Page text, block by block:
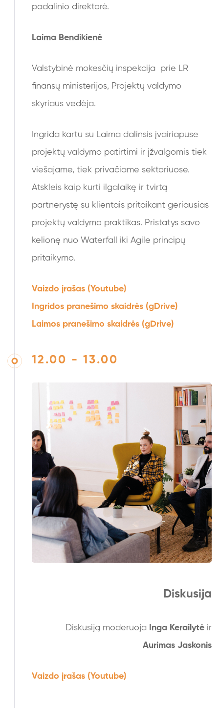
padalinio direktorė.
Laima Bendikienė
Valstybinė mokesčių inspekcija prie LR
finansų ministerijos, Projektų valdymo
skyriaus vedėja.
Ingrida kartu su Laima dalinsis įvairiapuse
projektų valdymo patirtimi ir įžvalgomis tiek
viešajame, tiek privačiame sektoriuose.
Atskleis kaip kurti ilgalaikę ir tvirtą
partnerystę su klientais pritaikant geriausias
projektų valdymo praktikas. Pristatys savo
kelionę nuo Waterfall iki Agile principų
pritaikymo.
Vaizdo įrašas (Youtube)
Ingridos pranešimo skaidrės (gDrive)
Laimos pranešimo skaidrės (gDrive)
12.00 - 13.00
Diskusija
Diskusiją moderuoja Inga Kerailytė ir
Aurimas Jaskonis
Vaizdo įrašas (Youtube)